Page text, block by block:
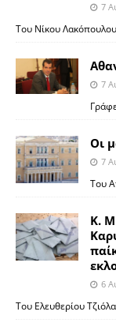
7
Του Νίκου Λακόπουλου
7
Οι
7
Του
Κ.
6
Του Ελευθερίου Τζιόλα